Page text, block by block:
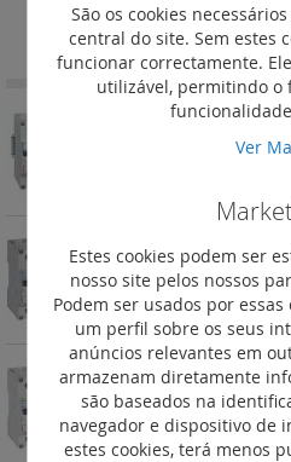
Ordenar por
REF. 409542
Disjuntores DX3 -
REF. 409541
Disjuntores DX3 -
curva D - 6 módulos
REF. 409540
Disjuntores DX3 -
curva D - 6 módulos
São os cookies
central do site. Sem estes
funcionar correctamente.
utilizável, permitindo o
Ver
Estes cookies podem ser
nosso site pelos nossos
Podem ser usados por
um perfil sobre os seus
anúncios relevantes em
armazenam diretamente
são baseados na
navegador e dispositivo de
estes cookies, terá menos